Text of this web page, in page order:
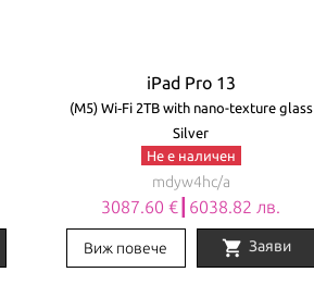
iPad Pro 13
(M5) Wi‑Fi 2TB with nano-texture glass
Silver
Не е наличен
mdyw4hc/a
3087.60 €┃6038.82 лв.
Виж повече shopping_cart Заяви